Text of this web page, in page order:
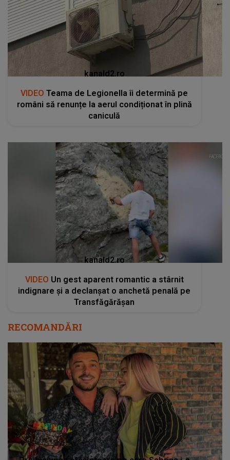
kanald2.ro
VIDEO Teama de Legionella îi determină pe
români să renunțe la aerul condiționat în plină
caniculă
kanald2.ro
VIDEO Un gest aparent romantic a stârnit
indignare și a declanșat o anchetă penală pe
Transfăgărășan
RECOMANDĂRI